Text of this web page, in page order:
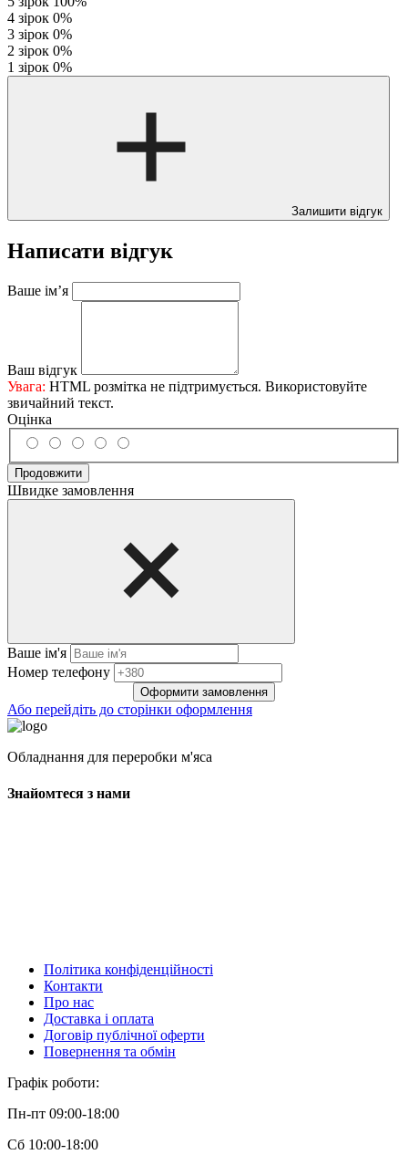
4 зірок 0%
3 зірок 0%
2 зірок 0%
1 зірок 0%
Залишити відгук
Написати відгук
Ваше ім’я
Ваш відгук
Увага: HTML розмітка не підтримується. Використовуйте
звичайний текст.
Оцінка
Продовжити
Швидке замовлення
Ваше ім'я
Нoмep тeлeфoнy
Оформити замовлення
Або перейдіть до сторінки оформлення
Обладнання для переробки м'яса
Знайомтеся з нами
Політика конфіденційності
Контакти
Про нас
Доставка і оплата
Договір публічної оферти
Повернення та обмін
Графік роботи:
Пн-пт 09:00-18:00
Сб 10:00-18:00